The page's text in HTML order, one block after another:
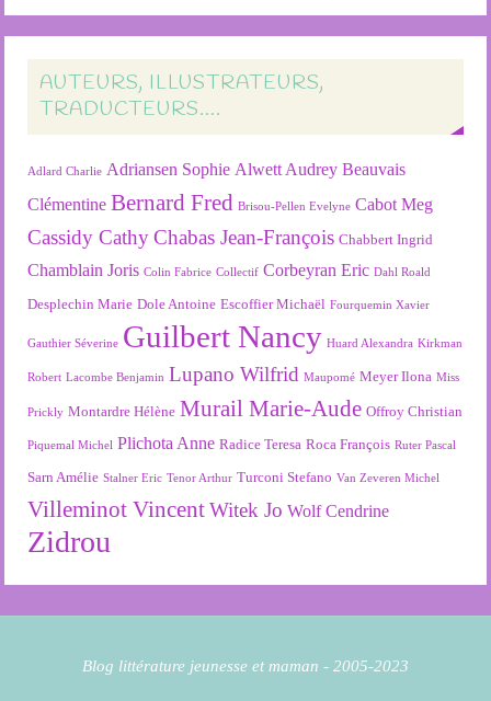
AUTEURS, ILLUSTRATEURS,
TRADUCTEURS….
Adlard Charlie Adriansen Sophie Alwett Audrey Beauvais
Clémentine Bernard Fred Brisou-Pellen Evelyne Cabot Meg
Cassidy Cathy Chabas Jean-François Chabbert Ingrid
Chamblain Joris Colin Fabrice Collectif Corbeyran Eric Dahl Roald
Desplechin Marie Dole Antoine Escoffier Michaël Fourquemin Xavier
Gauthier Séverine Guilbert Nancy Huard Alexandra Kirkman
Robert Lacombe Benjamin Lupano Wilfrid Maupomé Meyer Ilona Miss
Prickly Montardre Hélène Murail Marie-Aude Offroy Christian
Piquemal Michel Plichota Anne Radice Teresa Roca François Ruter Pascal
Sarn Amélie Stalner Eric Tenor Arthur Turconi Stefano Van Zeveren Michel
Villeminot Vincent Witek Jo Wolf Cendrine
Zidrou
Blog littérature jeunesse et maman - 2005-2023